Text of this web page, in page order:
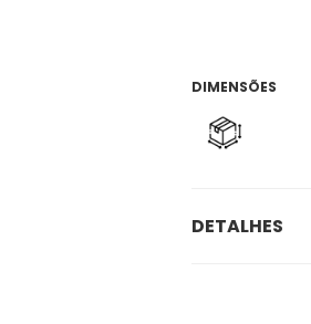
DIMENSÕES
DETALHES